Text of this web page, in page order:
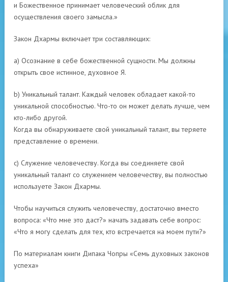
и Божественное принимает человеческий облик для
осуществления своего замысла.»
Закон Дхармы включает три составляющих:
a) Осознание в себе божественной сущности. Мы должны
открыть свое истинное, духовное Я.
b) Уникальный талант. Каждый человек обладает какой-то
уникальной способностью. Что-то он может делать лучше, чем
кто-либо другой.
Когда вы обнаруживаете свой уникальный талант, вы теряете
представление о времени.
c) Служение человечеству. Когда вы соединяете свой
уникальный талант со служением человечеству, вы полностью
используете Закон Дхармы.
Чтобы научиться служить человечеству, достаточно вместо
вопроса: «Что мне это даст?» начать задавать себе вопрос:
«Что я могу сделать для тех, кто встречается на моем пути?»
По материалам книги Дипака Чопры «Семь духовных законов
успеха»